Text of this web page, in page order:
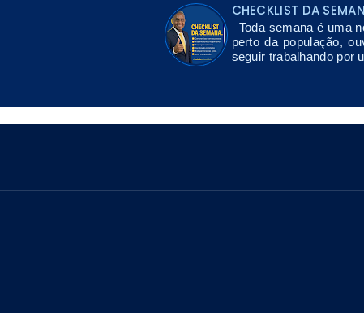
CHECKLIST DA
Toda semana é uma
perto da população,
seguir trabalhando por